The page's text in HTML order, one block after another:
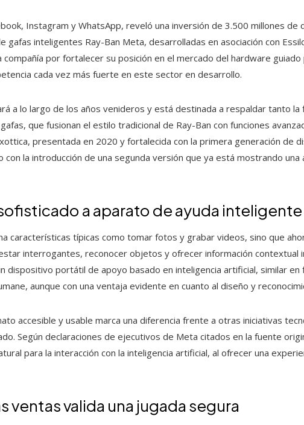
Instagram y WhatsApp, reveló una inversión de 3.500 millones de
gafas inteligentes Ray-Ban Meta, desarrolladas en asociación con
por fortalecer su posición en el mercado del hardware guiado
cada vez más fuerte en este sector en desarrollo.
a lo largo de los años venideros y está destinada a respaldar tanto la
que fusionan el estilo tradicional de Ray-Ban con funciones
presentada en 2020 y fortalecida con la primera generación de
la introducción de una segunda versión que ya está mostrando una
a aparato de ayuda inteligente
características típicas como tomar fotos y grabar videos, sino que
interrogantes, reconocer objetos y ofrecer información contextual
dispositivo portátil de apoyo basado en inteligencia artificial, similar en
aunque con una ventaja evidente en cuanto al diseño y
accesible y usable marca una diferencia frente a otras iniciativas
Según declaraciones de ejecutivos de Meta citados en la fuente
para la interacción con la inteligencia artificial, al ofrecer una
ventas valida una jugada segura